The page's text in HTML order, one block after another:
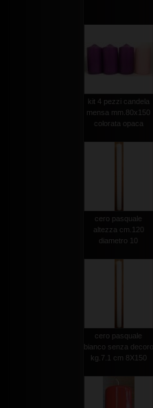
kit 4 pezzi candela
mensa mm.80x150
colorata opaca
cero pasquale
altezza cm.120
diametro 10
cero pasquale
bianco senza decoro
kg.7.1 cm 8X150